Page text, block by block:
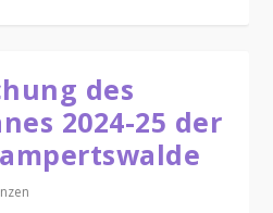
des
2024-25 der